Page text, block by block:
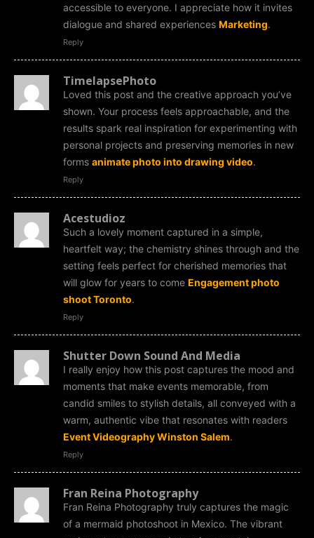
accessible to everyone. I appreciate how it invites
dialogue and shared experiences Marketing.
Reply
TimelapsePhoto
Loved this post and the creative approach you’ve
shown. Your process feels approachable, and the
results spark real inspiration for experimenting with
personal projects and preserving memories in new
forms animate photo into drawing video.
Reply
Acestudioz
Such a lovely moment captured in a simple,
heartfelt way; the chemistry shines through and the
setting feels perfect for cherished memories that
will glow for years to come Engagement photo
shoot Toronto.
Reply
Shutter Down Sound And Media
I really enjoy how this post captures the mood and
moments that make events memorable, from
candid smiles to stylish details, all conveyed with a
warm, authentic vibe that resonates with readers
Event Videography Winston Salem.
Reply
Fran Reina Photography
Fran Reina Photography truly captures the magic
of a mermaid photoshoot in Mexico. The vibrant